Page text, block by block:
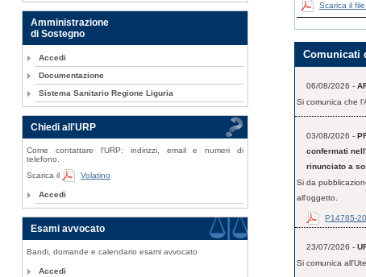
Scarica il
Comunicati
06/08/2026 -
Si comunica che
03/08/2026 -
confermati
rinunciato a
Si da
all'oggetto.
P14785-
23/07/2026 -
Si comunica
Amministrazione
di Sostegno
Accedi
Documentazione
Sistema Sanitario Regione Liguria
Chiedi all'URP
Come contattare l'URP: indirizzi, email e numeri di
telefono.
Scarica il
Volatino
Accedi
Esami avvocato
Bandi, domande e calendario esami avvocato
Accedi